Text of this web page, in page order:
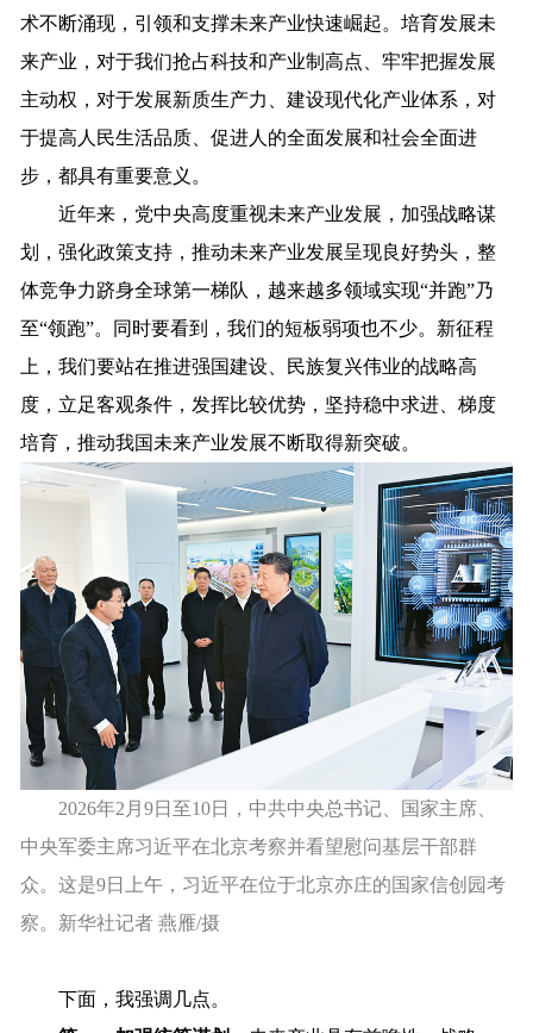
术不断涌现，引领和支撑未来产业快速崛起。培育发展未
来产业，对于我们抢占科技和产业制高点、牢牢把握发展
主动权，对于发展新质生产力、建设现代化产业体系，对
于提高人民生活品质、促进人的全面发展和社会全面进
步，都具有重要意义。
近年来，党中央高度重视未来产业发展，加强战略谋
划，强化政策支持，推动未来产业发展呈现良好势头，整
体竞争力跻身全球第一梯队，越来越多领域实现“并跑”乃
至“领跑”。同时要看到，我们的短板弱项也不少。新征程
上，我们要站在推进强国建设、民族复兴伟业的战略高
度，立足客观条件，发挥比较优势，坚持稳中求进、梯度
培育，推动我国未来产业发展不断取得新突破。
2026年2月9日至10日，中共中央总书记、国家主席、
中央军委主席习近平在北京考察并看望慰问基层干部群
众。这是9日上午，习近平在位于北京亦庄的国家信创园考
察。新华社记者 燕雁/摄
下面，我强调几点。